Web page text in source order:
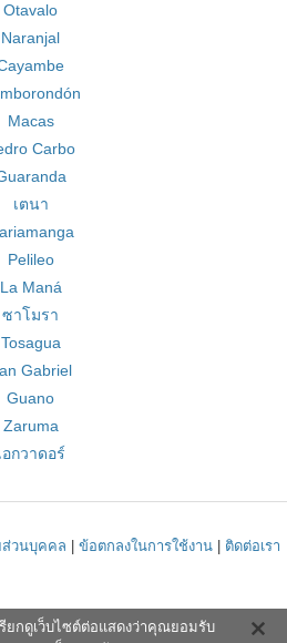
Otavalo
Naranjal
Macas
Carbo
เตนา
Pelileo
La Maná
ซาโมรา
Tosagua
Gabriel
Guano
Zaruma
อกวาดอร์
วนบุคคล ข้อตกลงในการใช้งาน ติดต่อเรา
ยกดูเว็บไซต์ต่อแสดงว่าคุณยอมรับ